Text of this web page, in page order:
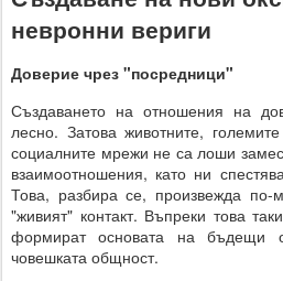
невронни вериги
Доверие чрез "посредници"
Създаването на отношения на
лесно. Затова животните,
социалните мрежи не са лоши
взаимоотношения, като ни
Това, разбира се, произвежда по-
"живият" контакт. Въпреки това
формират основата на бъдещи
човешката общност.